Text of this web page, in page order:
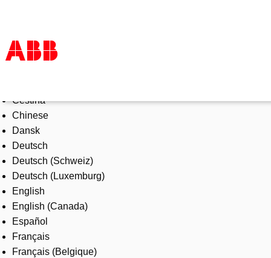
Products & Solutions
Industries
Services
About us
Where to buy
Contact us
Careers
Čeština
Chinese
Dansk
Deutsch
Deutsch (Schweiz)
Deutsch (Luxemburg)
English
English (Canada)
Español
Français
Français (Belgique)